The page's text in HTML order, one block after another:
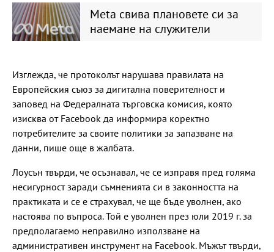
Meta свива плановете си за
наемане на служители
Изглежда, че протоколът нарушава правилата на
Европейския съюз за дигитална поверителност и
заповед на Федералната търговска комисия, която
изисква от Facebook да информира коректно
потребителите за своите политики за запазване на
данни, пише още в жалбата.
Лоусън твърди, че осъзнавал, че се изправя пред голяма
несигурност заради съмненията си в законността на
практиката и се е страхувал, че ще бъде уволнен, ако
настоява по въпроса. Той е уволнен през юли 2019 г. за
предполагаемо неправилно използване на
административен инструмент на Facebook. Мъжът твърди,